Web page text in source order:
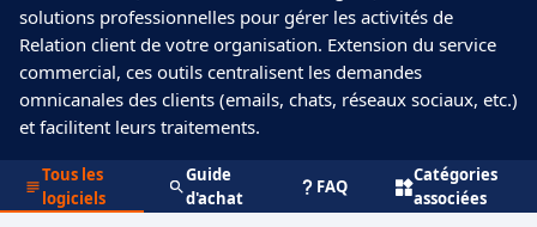
solutions professionnelles pour gérer les activités de
Relation client de votre organisation. Extension du service
commercial, ces outils centralisent les demandes
omnicanales des clients (emails, chats, réseaux sociaux, etc.)
et facilitent leurs traitements.
Tous les
logiciels
Guide
d'achat
FAQ
Catégories
associées